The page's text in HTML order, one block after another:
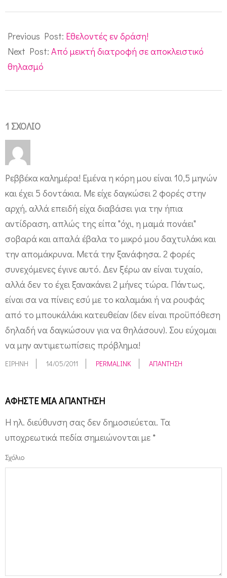
11-
24
Previous Post: Εθελοντές εν δράση!
Next Post: Από μεικτή διατροφή σε αποκλειστικό
θηλασμό
1 ΣΧΌΛΙΟ
Ρεββέκα καλημέρα! Εμένα η κόρη μου είναι 10,5 μηνών
και έχει 5 δοντάκια. Με είχε δαγκώσει 2 φορές στην
αρχή, αλλά επειδή είχα διαβάσει για την ήπια
αντίδραση, απλώς της είπα "όχι, η μαμά πονάει"
σοβαρά και απαλά έβαλα το μικρό μου δαχτυλάκι και
την απομάκρυνα. Μετά την ξανάφησα. 2 φορές
συνεχόμενες έγινε αυτό. Δεν ξέρω αν είναι τυχαίο,
αλλά δεν το έχει ξανακάνει 2 μήνες τώρα. Πάντως,
είναι σα να πίνεις εσύ με το καλαμάκι ή να ρουφάς
από το μπουκάλάκι κατευθείαν (δεν είναι προϋπόθεση
δηλαδή να δαγκώσουν για να θηλάσουν). Σου εύχομαι
να μην αντιμετωπίσεις πρόβλημα!
ΕΙΡΉΝΗ 14/05/2011 PERMALINK ΑΠΆΝΤΗΣΗ
ΑΦΉΣΤΕ ΜΙΑ ΑΠΆΝΤΗΣΗ
Η ηλ. διεύθυνση σας δεν δημοσιεύεται. Τα
υποχρεωτικά πεδία σημειώνονται με *
Σχόλιο